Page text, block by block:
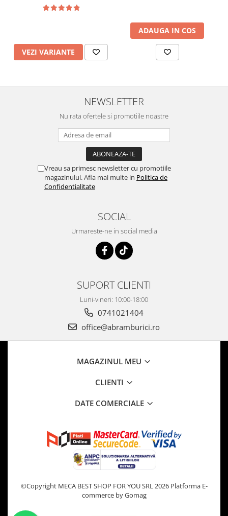
VEZI VARIANTE
ADAUGA IN COS
NEWSLETTER
Nu rata ofertele si promotiile noastre
Vreau sa primesc newsletter cu promotiile
magazinului. Afla mai multe in Politica de
Confidentialitate
SOCIAL
Urmareste-ne in social media
SUPORT CLIENTI
Luni-vineri: 10:00-18:00
0741021404
office@abramburici.ro
MAGAZINUL MEU
CLIENTI
DATE COMERCIALE
©Copyright MECA BEST SHOP FOR YOU SRL 2026 Platforma E-
commerce by Gomag